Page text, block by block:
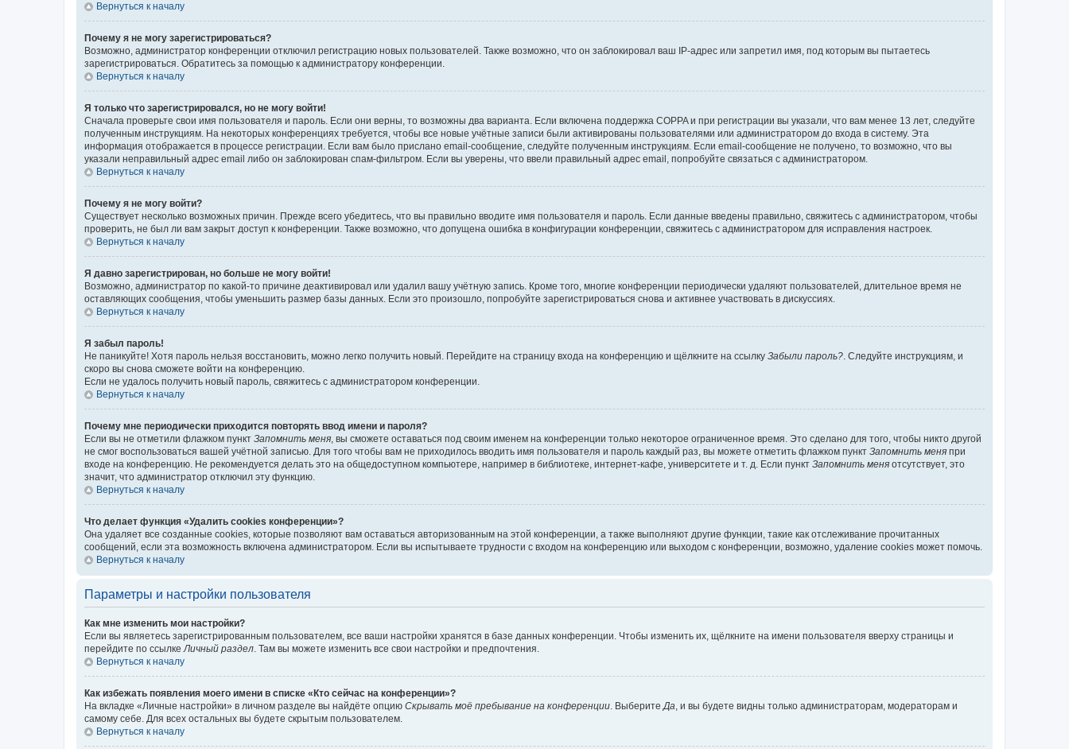
Вернуться к началу
Почему я не могу зарегистрироваться?
Возможно, администратор конференции отключил регистрацию новых пользователей. Также возможно, что он заблокировал ваш IP-адрес или запретил имя, под которым вы пытаетесь
зарегистрироваться. Обратитесь за помощью к администратору конференции.
Вернуться к началу
Я только что зарегистрировался, но не могу войти!
Сначала проверьте свои имя пользователя и пароль. Если они верны, то возможны два варианта. Если включена поддержка COPPA и при регистрации вы указали, что вам менее 13 лет, следуйте
полученным инструкциям. На некоторых конференциях требуется, чтобы все новые учётные записи были активированы пользователями или администратором до входа в систему. Эта
информация отображается в процессе регистрации. Если вам было прислано email-сообщение, следуйте полученным инструкциям. Если email-сообщение не получено, то возможно, что вы
указали неправильный адрес email либо он заблокирован спам-фильтром. Если вы уверены, что ввели правильный адрес email, попробуйте связаться с администратором.
Вернуться к началу
Почему я не могу войти?
Существует несколько возможных причин. Прежде всего убедитесь, что вы правильно вводите имя пользователя и пароль. Если данные введены правильно, свяжитесь с администратором, чтобы
проверить, не был ли вам закрыт доступ к конференции. Также возможно, что допущена ошибка в конфигурации конференции, свяжитесь с администратором для исправления настроек.
Вернуться к началу
Я давно зарегистрирован, но больше не могу войти!
Возможно, администратор по какой-то причине деактивировал или удалил вашу учётную запись. Кроме того, многие конференции периодически удаляют пользователей, длительное время не
оставляющих сообщения, чтобы уменьшить размер базы данных. Если это произошло, попробуйте зарегистрироваться снова и активнее участвовать в дискуссиях.
Вернуться к началу
Я забыл пароль!
Не паникуйте! Хотя пароль нельзя восстановить, можно легко получить новый. Перейдите на страницу входа на конференцию и щёлкните на ссылку Забыли пароль? . Следуйте инструкциям, и
скоро вы снова сможете войти на конференцию.
Если не удалось получить новый пароль, свяжитесь с администратором конференции.
Вернуться к началу
Почему мне периодически приходится повторять ввод имени и пароля?
Если вы не отметили флажком пункт Запомнить меня , вы сможете оставаться под своим именем на конференции только некоторое ограниченное время. Это сделано для того, чтобы никто другой
не смог воспользоваться вашей учётной записью. Для того чтобы вам не приходилось вводить имя пользователя и пароль каждый раз, вы можете отметить флажком пункт Запомнить меня при
входе на конференцию. Не рекомендуется делать это на общедоступном компьютере, например в библиотеке, интернет-кафе, университете и т. д. Если пункт Запомнить меня отсутствует, это
значит, что администратор отключил эту функцию.
Вернуться к началу
Что делает функция «Удалить cookies конференции»?
Она удаляет все созданные cookies, которые позволяют вам оставаться авторизованным на этой конференции, а также выполняют другие функции, такие как отслеживание прочитанных
сообщений, если эта возможность включена администратором. Если вы испытываете трудности с входом на конференцию или выходом с конференции, возможно, удаление cookies может помочь.
Вернуться к началу
Параметры и настройки пользователя
Как мне изменить мои настройки?
Если вы являетесь зарегистрированным пользователем, все ваши настройки хранятся в базе данных конференции. Чтобы изменить их, щёлкните на имени пользователя вверху страницы и
перейдите по ссылке Личный раздел . Там вы можете изменить все свои настройки и предпочтения.
Вернуться к началу
Как избежать появления моего имени в списке «Кто сейчас на конференции»?
На вкладке «Личные настройки» в личном разделе вы найдёте опцию Скрывать моё пребывание на конференции . Выберите Да , и вы будете видны только администраторам, модераторам и
самому себе. Для всех остальных вы будете скрытым пользователем.
Вернуться к началу